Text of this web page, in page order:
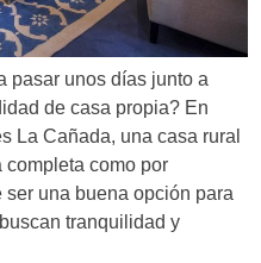
pasar unos días junto a
de casa propia? En
La Cañada, una casa rural
completa como por
una buena opción para
tranquilidad y